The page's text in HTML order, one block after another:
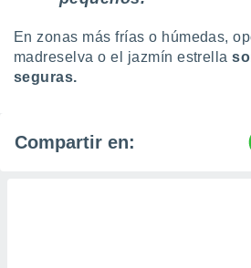
En zonas más frías o húmedas,
madreselva o el jazmín estrella
seguras.
Compartir en: